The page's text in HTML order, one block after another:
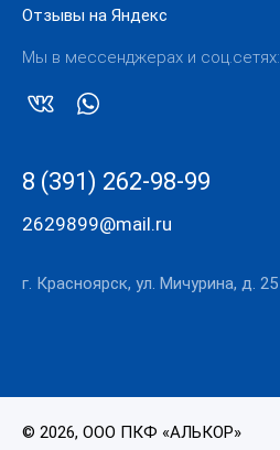
Отзывы на Яндекс
Мы в мессенджерах и соц.сетях:
8 (391) 262-98-99
2629899@mail.ru
г. Красноярск, ул. Мичурина, д. 25
© 2026, ООО ПКФ «АЛЬКОР»